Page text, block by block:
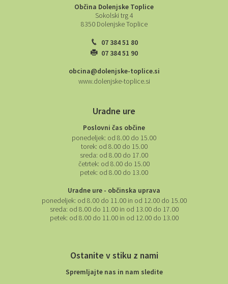
Občina Dolenjske Toplice
Sokolski trg 4
8350 Dolenjske Toplice
07 384 51 80
07 384 51 90
obcina@dolenjske-toplice.si
www.dolenjske-toplice.si
Uradne ure
Poslovni čas občine
ponedeljek: od 8.00 do 15.00
torek: od 8.00 do 15.00
sreda: od 8.00 do 17.00
četrtek: od 8.00 do 15.00
petek: od 8.00 do 13.00
Uradne ure - občinska uprava
ponedeljek: od 8.00 do 11.00 in od 12.00 do 15.00
sreda: od 8.00 do 11.00 in od 13.00 do 17.00
petek: od 8.00 do 11.00 in od 12.00 do 13.00
Ostanite v stiku z nami
Spremljajte nas in nam sledite